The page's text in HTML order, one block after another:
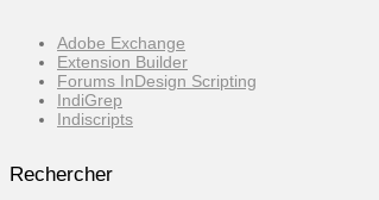
Adobe Exchange
Extension Builder
Forums InDesign Scripting
IndiGrep
Indiscripts
Rechercher